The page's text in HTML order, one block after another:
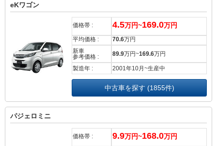
eKワゴン
価格帯 : 4.5万円~169.0万円
平均価格 : 70.6万円
新車
参考価格 :
89.9万円~169.6万円
製造年 : 2001年10月~生産中
中古車を探す (1855件)
パジェロミニ
価格帯 : 9.9万円~168.0万円